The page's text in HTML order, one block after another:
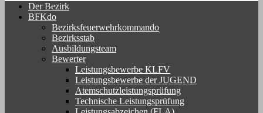
Der Bezirk
BFKdo
Bezirksfeuerwehrkommando
Bezirksstab
Ausbildungsteam
Bewerter
Leistungsbewerbe KLFV
Leistungsbewerbe der JUGEND
Atemschutzleistungsprüfung
Technische Leistungsprüfung